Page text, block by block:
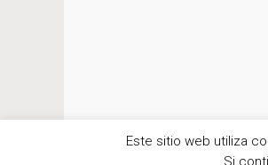
Este sitio web utiliza
Si